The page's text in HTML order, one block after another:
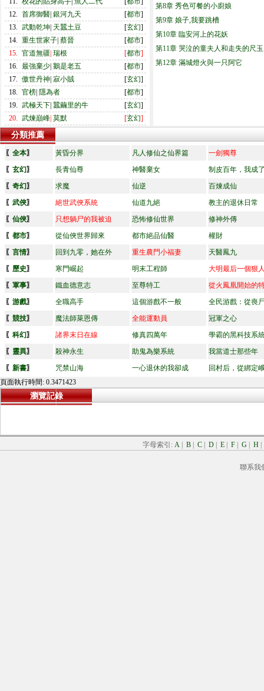
12. 首席御醫 銀河九天 [都市]
13. 武動乾坤 天蠶土豆 [玄幻]
14. 重生世家子 蔡晉 [都市]
15. 官道無疆 瑞根 [都市]
16. 最強棄少 鵝是老五 [都市]
17. 傲世丹神 寂小賊 [玄幻]
18. 官榜 隱為者 [都市]
19. 武極天下 蠶繭里的牛 [玄幻]
20. 武煉巔峰 莫默 [玄幻]
第8章 秀色可餐的小廚娘
第9章 娘子,我要跳槽
第10章 臨安河上的花妖
第11章 哭泣的童夫人和走失的尺玉
第12章 滿城燈火與一只阿它
分類推薦
〖 全本〗 黃昏分界 凡人修仙之仙界篇
一劍獨尊
〖 玄幻〗 長青仙尊 神醫棄女
制皮百年，我成
〖 奇幻〗 求魔 仙逆
百煉成仙
〖 武俠〗 絕世武俠系統 仙道九絕
教主的退休日常
〖 仙俠〗 只想躺尸的我被迫 恐怖修仙世界
修神外傳
〖 都市〗 從仙俠世界歸來 都市絕品仙醫
權財
〖 言情〗 回到九零，她在外 重生農門小福妻
天醫鳳九
〖 歷史〗 寒門崛起 明末工程師
大明最后一個狠
〖 軍事〗 鐵血德意志 至尊特工
從火鳳凰開始的
〖 游戲〗 全職高手 這個游戲不一般
全民游戲：從喪
〖 競技〗 魔法師萊恩傳 全能運動員
冠軍之心
〖 科幻〗 諸界末日在線 修真四萬年
學霸的黑科技系
〖 靈異〗 殺神永生 助鬼為樂系統
我當道士那些年
〖 新書〗 咒禁山海 一心退休的我卻成
回村后，從綁定
頁面執行時間: 0.3471423
瀏覽記錄
字母索引: A B C D E F G H
聯系我